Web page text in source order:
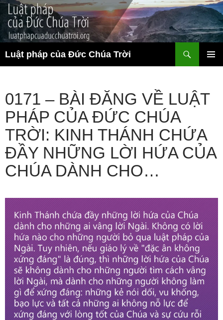
Chuyển
đến
nội
dung
Luật pháp của Đức Chúa Trời
kiếm
0171 – BÀI ĐĂNG VỀ LUẬT
PHÁP CỦA ĐỨC CHÚA
TRỜI: KINH THÁNH CHỨA
ĐẦY NHỮNG LỜI HỨA CỦA
CHÚA DÀNH CHO…